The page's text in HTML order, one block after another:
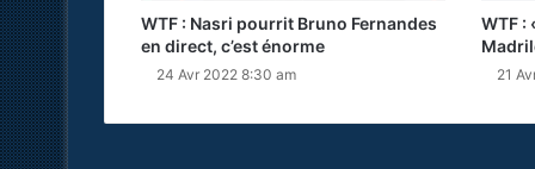
WTF : Nasri pourrit Bruno Fernandes
en direct, c’est énorme
24 Avr 2022 8:30 am
WTF :
21